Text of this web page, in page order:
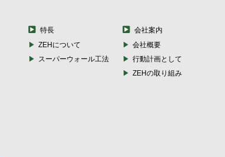
特長
ZEHについて
スーパーウォール工法
会社案内
会社概要
行動計画として
ZEHの取り組み